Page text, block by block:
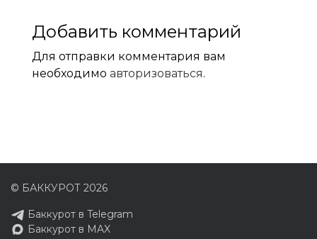
Добавить комментарий
Для отправки комментария вам
необходимо авторизоваться.
© БАККУРОТ 2026
Баккурот в Telegram
Баккурот в MAX